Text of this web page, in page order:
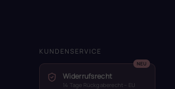
KUNDENSERVICE
Widerrufsrecht
14 Tage Rückgaberecht – EU